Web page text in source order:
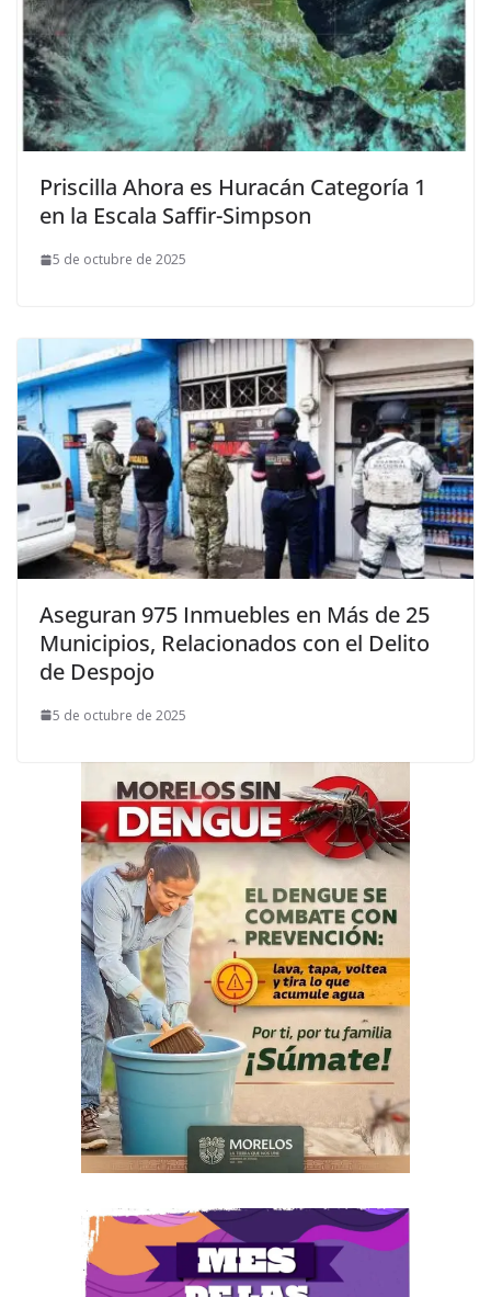
Priscilla Ahora es Huracán Categoría 1
en la Escala Saffir-Simpson
5 de octubre de 2025
Aseguran 975 Inmuebles en Más de 25
Municipios, Relacionados con el Delito
de Despojo
5 de octubre de 2025